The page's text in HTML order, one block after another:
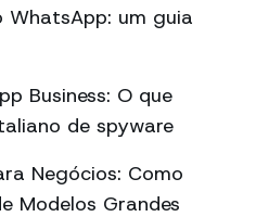
WhatsApp: um guia
Business: O que
de spyware
Negócios: Como
Modelos Grandes